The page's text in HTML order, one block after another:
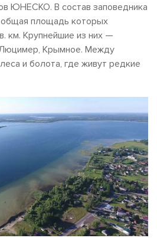
ЮНЕСКО. В состав заповедника
площадь которых
км. Крупнейшие из них —
Крымное. Между
и болота, где живут редкие